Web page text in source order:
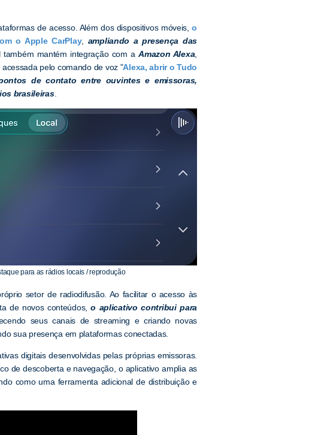
de acesso. Além dos dispositivos móveis,o
o Apple CarPlay, ampliando a presença das
também mantém integração com aAmazon Alexa
pelo comando de voz "Alexa, abrir o Tudo
de contato entre ouvintes e emissoras,
brasileiras.
para as rádios locais / reprodução
setor de radiodifusão. Ao facilitar o acesso às
de novos conteúdos,o aplicativo contribui para
seus canais de streaming e criando novas
sua presença em plataformas conectadas.
digitais desenvolvidas pelas próprias emissoras.
de descoberta e navegação, o aplicativo amplia as
como uma ferramenta adicional de distribuição e